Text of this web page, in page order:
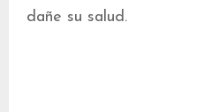
dañe su salud.